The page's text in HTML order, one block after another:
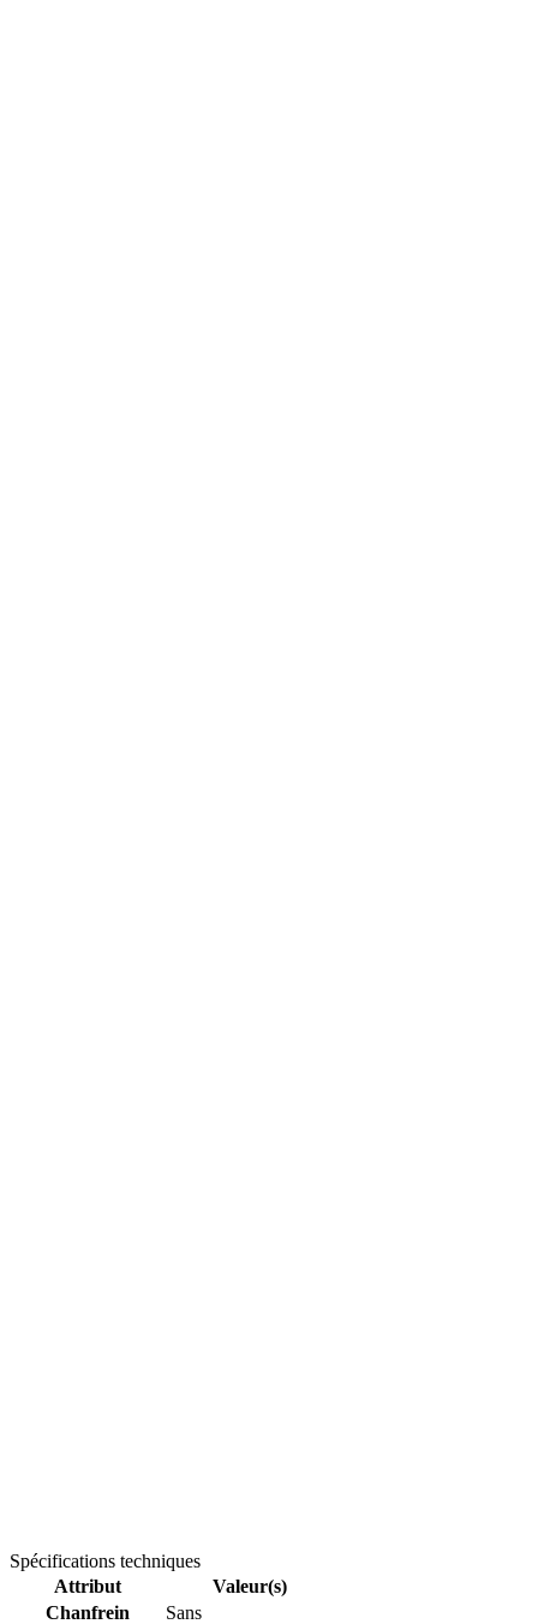
Spécifications techniques
Attribut
Valeur(s)
Chanfrein
Sans